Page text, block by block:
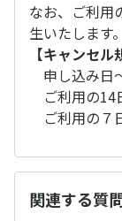
なお、ご利用
生いたします。
【キャンセル
申し込み日
ご利用の14
ご利用の７
関連する質